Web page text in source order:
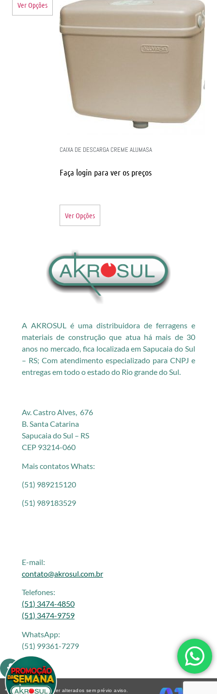
Ver Opções
CAIXA DE DESCARGA CREME ALUMASA
Faça login para ver os preços
Ver Opções
A AKROSUL é uma distribuidora de ferragens e
materiais de construção que atua há mais de 30
anos no mercado, fica localizada em Sapucaia do Sul
– RS; Com atendimento especializado para CNPJ e
entregas em todo o estado do Rio grande do Sul.
Av. Castro Alves, 676
B. Santa Catarina
Sapucaia do Sul – RS
CEP 93214-060
Mais contatos Whats:
(51) 989215120
(51) 989183529
E-mail:
contato@akrosul.com.br
Telefones:
(51) 3474-4850
(51) 3474-9759
WhatsApp:
(51) 99361-7279
* Os preços podem ser alterados sem prévio aviso.